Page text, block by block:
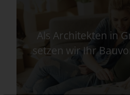
Als Architekten in
setzen wir Ihr